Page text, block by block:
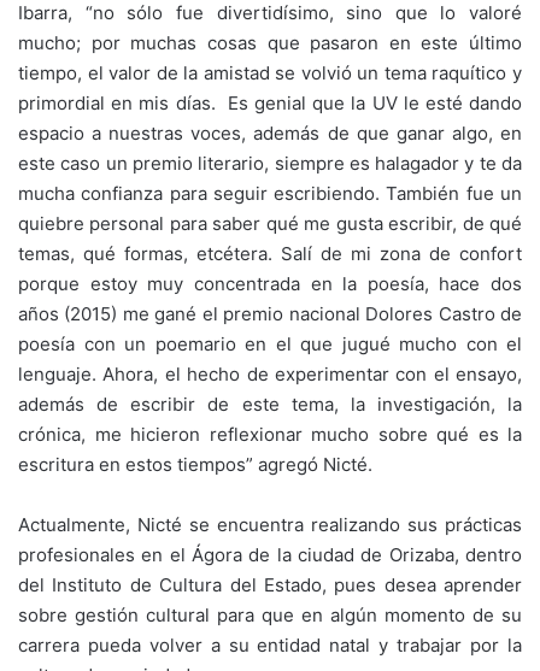
Ibarra, “no sólo fue divertidísimo, sino que lo valoré
mucho; por muchas cosas que pasaron en este último
tiempo, el valor de la amistad se volvió un tema raquítico y
primordial en mis días. Es genial que la UV le esté dando
espacio a nuestras voces, además de que ganar algo, en
este caso un premio literario, siempre es halagador y te da
mucha confianza para seguir escribiendo. También fue un
quiebre personal para saber qué me gusta escribir, de qué
temas, qué formas, etcétera. Salí de mi zona de confort
porque estoy muy concentrada en la poesía, hace dos
años (2015) me gané el premio nacional Dolores Castro de
poesía con un poemario en el que jugué mucho con el
lenguaje. Ahora, el hecho de experimentar con el ensayo,
además de escribir de este tema, la investigación, la
crónica, me hicieron reflexionar mucho sobre qué es la
escritura en estos tiempos” agregó Nicté.
Actualmente, Nicté se encuentra realizando sus prácticas
profesionales en el Ágora de la ciudad de Orizaba, dentro
del Instituto de Cultura del Estado, pues desea aprender
sobre gestión cultural para que en algún momento de su
carrera pueda volver a su entidad natal y trabajar por la